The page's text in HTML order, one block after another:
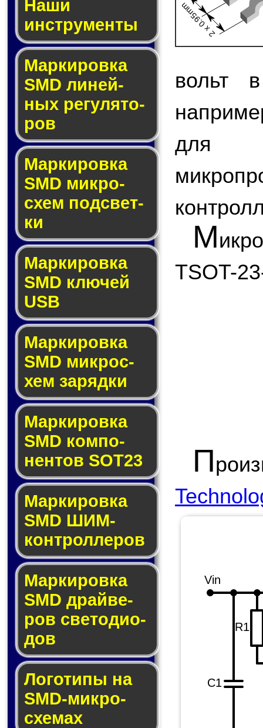
Наши
инструменты
Маркировка
SMD ли­ней­
ных ре­гу­ля­то­
ров
Маркировка
SMD мик­ро­
схем под­свет­
ки
Маркировка
SMD клю­чей
USB
Маркировка
SMD мик­рос­
хем за­ряд­ки
Маркировка
SMD ком­по­
нен­тов SOT23
Маркировка
SMD ШИМ-
кон­трол­ле­ров
Маркировка
SMD драй­ве­
ров све­то­ди­о­
дов
Логотипы на
SMD-мик­ро­
схе­мах
2 x 0.95mm
вольт
для
М
TSOT-
П
C1
Vin
R1